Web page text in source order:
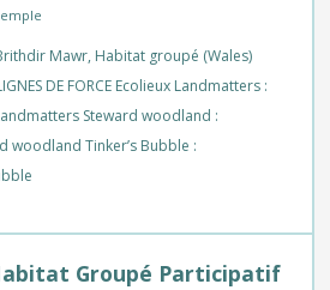
Mawr, Habitat groupé (Wales)
DE FORCE Ecolieux Landmatters :
Steward woodland :
woodland Tinker’s Bubble :
Groupé Participatif